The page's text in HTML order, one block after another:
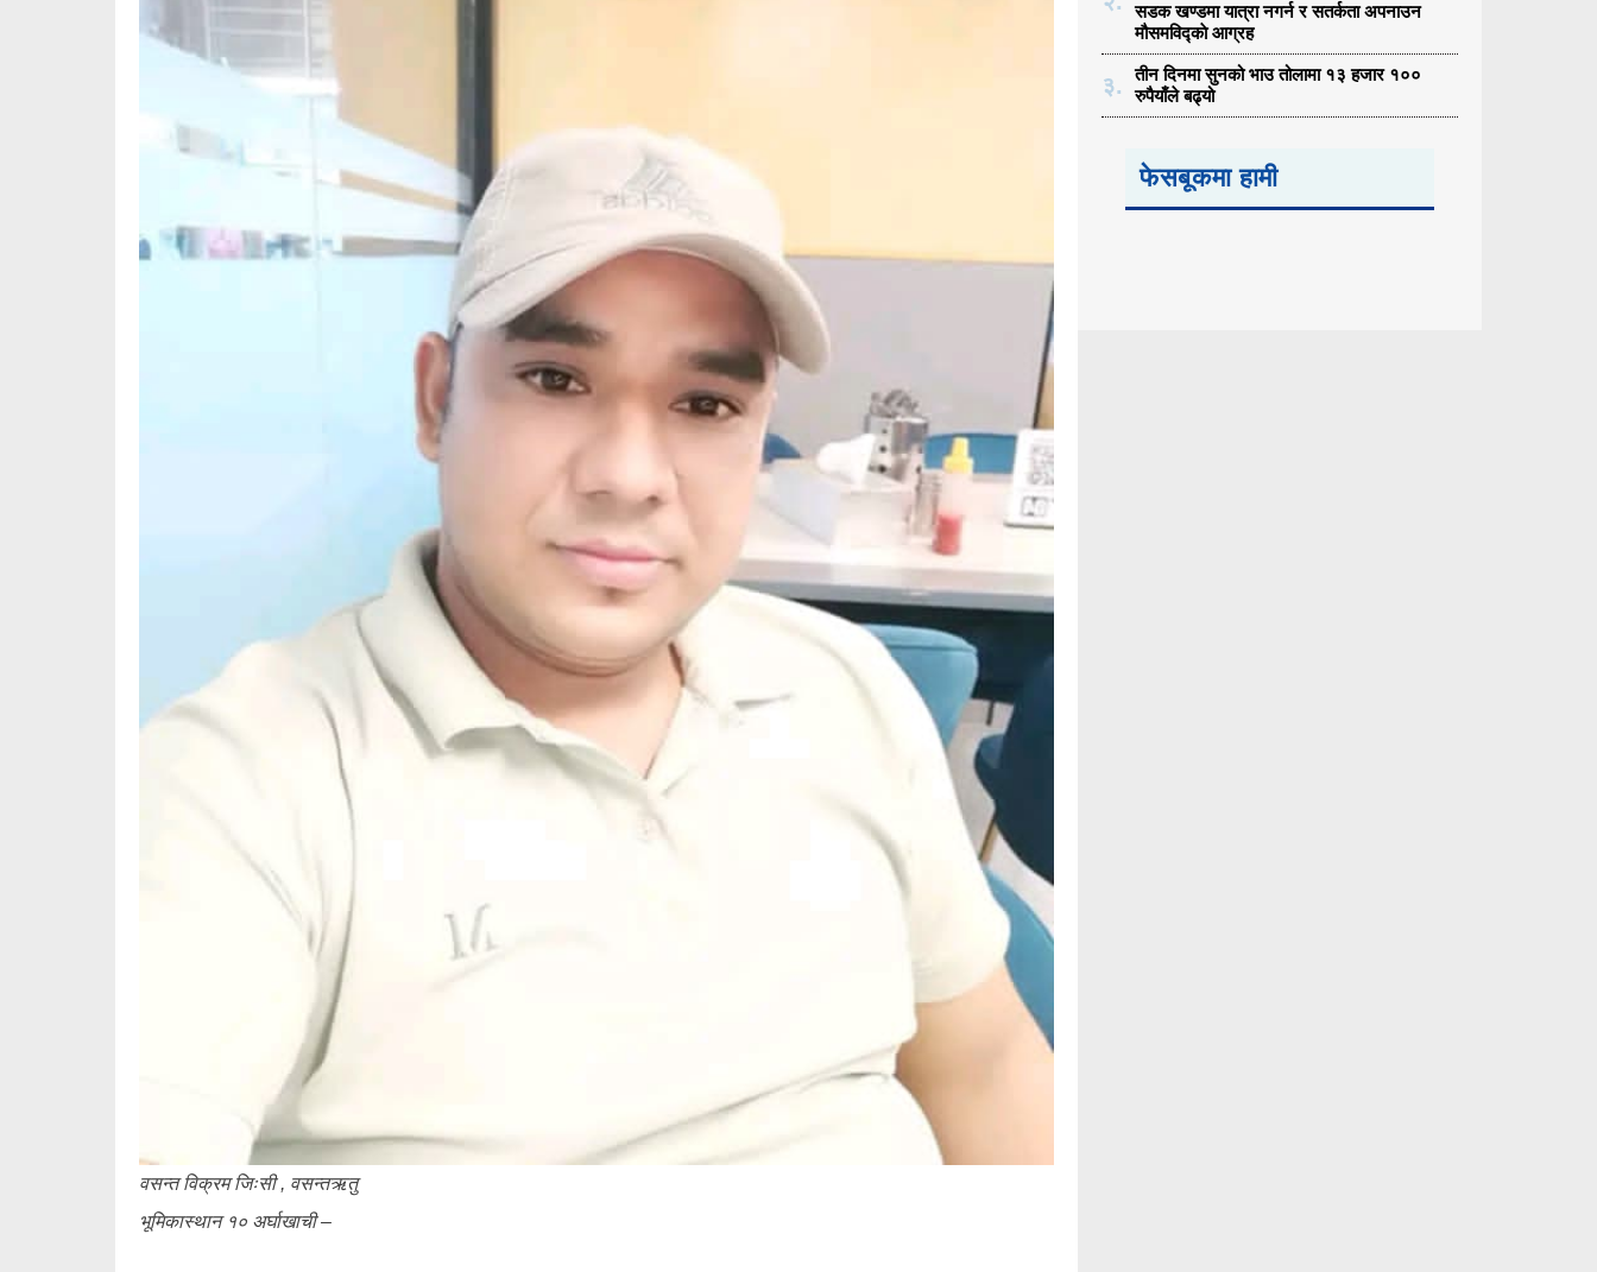
वसन्त विक्रम जिःसी , वसन्तऋतु
भूमिकास्थान १० अर्घाखाची –
सडक खण्डमा यात्रा नगर्न र सतर्कता अपनाउन
मौसमविद्काे आग्रह
३.
तीन दिनमा सुनको भाउ तोलामा १३ हजार १००
रुपैयाँले बढ्यो
फेसबूकमा हामी